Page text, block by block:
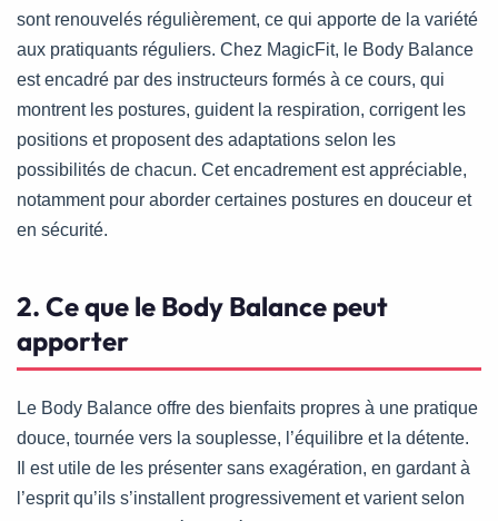
sont renouvelés régulièrement, ce qui apporte de la variété
aux pratiquants réguliers. Chez MagicFit, le Body Balance
est encadré par des instructeurs formés à ce cours, qui
montrent les postures, guident la respiration, corrigent les
positions et proposent des adaptations selon les
possibilités de chacun. Cet encadrement est appréciable,
notamment pour aborder certaines postures en douceur et
en sécurité.
2. Ce que le Body Balance peut
apporter
Le Body Balance offre des bienfaits propres à une pratique
douce, tournée vers la souplesse, l’équilibre et la détente.
Il est utile de les présenter sans exagération, en gardant à
l’esprit qu’ils s’installent progressivement et varient selon